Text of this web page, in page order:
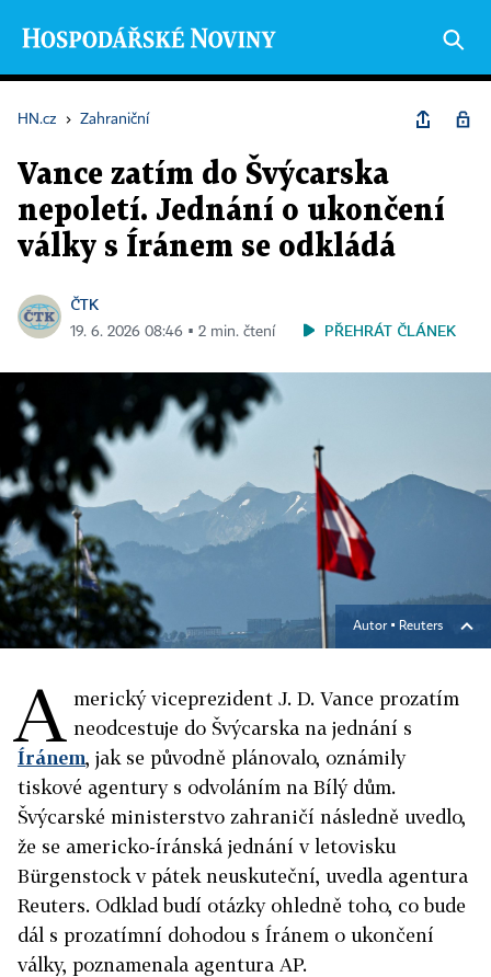
HN.cz › Zahraniční
Vance zatím do Švýcarska
nepoletí. Jednání o ukončení
války s Íránem se odkládá
ČTK
19. 6. 2026 08:46 ▪ 2 min. čtení PŘEHRÁT ČLÁNEK
Autor ▪ Reuters
A merický viceprezident J. D. Vance prozatím
neodcestuje do Švýcarska na jednání s
Íránem, jak se původně plánovalo, oznámily
tiskové agentury s odvoláním na Bílý dům.
Švýcarské ministerstvo zahraničí následně uvedlo,
že se americko-íránská jednání v letovisku
Bürgenstock v pátek neuskuteční, uvedla agentura
Reuters. Odklad budí otázky ohledně toho, co bude
dál s prozatímní dohodou s Íránem o ukončení
války, poznamenala agentura AP.